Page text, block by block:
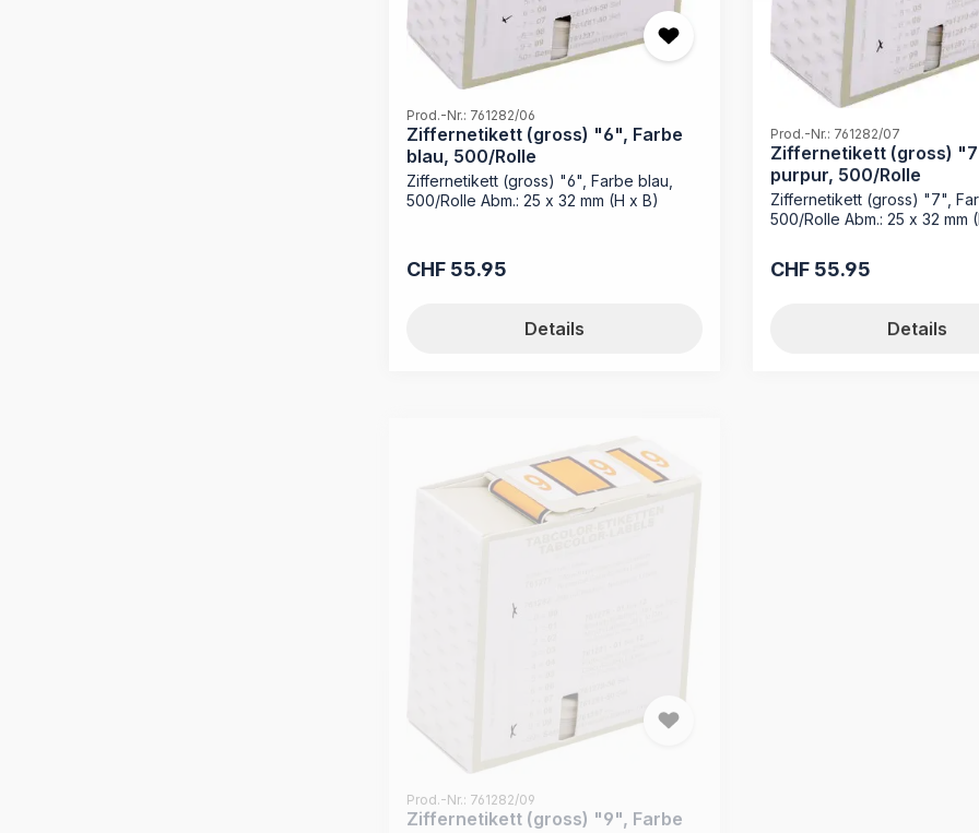
Prod.-Nr.: 761282/06
Ziffernetikett (gross) "6", Farbe
blau, 500/Rolle
Ziffernetikett (gross) "6", Farbe blau,
500/Rolle Abm.: 25 x 32 mm (H x B)
Regulärer Preis:
CHF 55.95
Details
Prod.-Nr.: 761282/07
Ziffernetikett (gross)
purpur, 500/Rolle
Ziffernetikett (gross) "7",
500/Rolle Abm.: 25 x 32 mm
Regulärer Preis:
CHF 55.95
Details
Ziffernetikett (gross) "9", Farbe
braun, 500/Rolle